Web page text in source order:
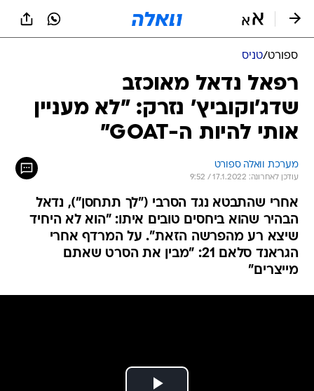
ספורט/טניס
רפאל נדאל מאוכזב
שדג'וקוביץ' נזרק: "לא מעניין
אותי להיות ה-GOAT"
מערכת וואלה ספורט
עודכן לאחרונה: 17.1.2022 / 9:52
אחרי שהתבטא נגד הסרבי ("לך תתחסן"), נדאל
הבהיר שהוא ביחסים טובים איתו: "הוא לא היחיד
שיצא רע מהפרשה הזאת". על המרדף אחרי
הגראנד סלאם 21: "מבין את הסרט שאתם
מייצרים"